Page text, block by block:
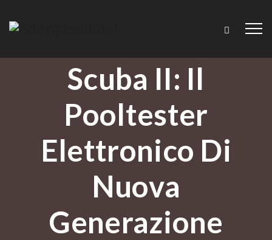
Scuba II: Il
Pooltester
Elettronico Di
Nuova
Generazione